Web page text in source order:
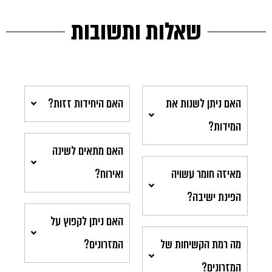
שאלות ותשובות
האם ניתן לשנות את
המידות?
מאיזה חומר עשויה
הפינת ישיבה?
מה רמת הקשיחות של
המזרונים?
האם היחידות זזות?
האם מתאים לשינה
ואירוח?
האם ניתן לקפוץ על
המזרונים?